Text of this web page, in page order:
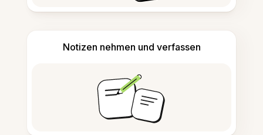
Notizen nehmen und verfassen